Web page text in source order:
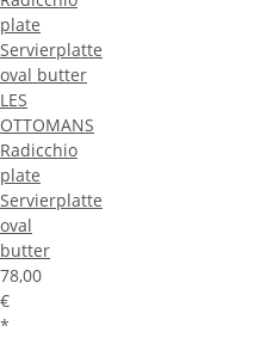
LES
OTTOMANS
Radicchio
plate
Servierplatte
oval
butter
78,00
€
*